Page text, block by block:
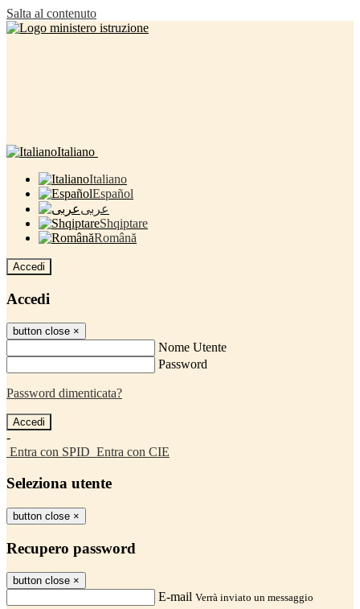
Salta al contenuto
Italiano
Italiano
Español
عربى
Shqiptare
Română
Accedi
Accedi
button close ×
Nome Utente
Password
Password dimenticata?
-
Entra con SPID Entra con CIE
Seleziona utente
button close ×
Recupero password
button close ×
E-mail Verrà inviato un messaggio